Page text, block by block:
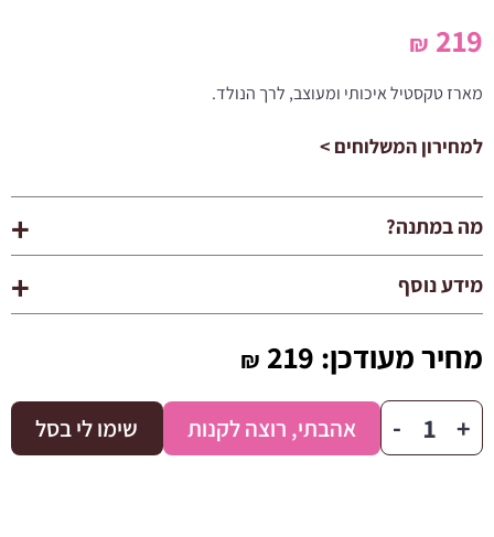
219
₪
מארז טקסטיל איכותי ומעוצב, לרך הנולד.
למחירון המשלוחים >
מה במתנה?
מידע נוסף
מחיר מעודכן: 219
₪
+
כמות
של
- אהבתי, רוצה לקנות שימו לי בסל